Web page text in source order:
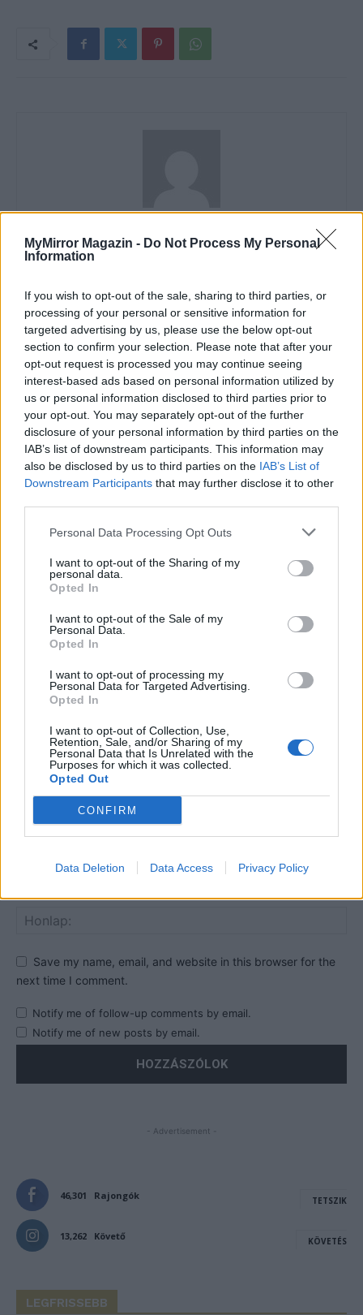
MyMirror Magazin - Do Not Process My Personal
Information
If you wish to opt-out of the sale, sharing to third parties, or
processing of your personal or sensitive information for
targeted advertising by us, please use the below opt-out
section to confirm your selection. Please note that after your
opt-out request is processed you may continue seeing
interest-based ads based on personal information utilized by
us or personal information disclosed to third parties prior to
your opt-out. You may separately opt-out of the further
disclosure of your personal information by third parties on the
IAB’s list of downstream participants. This information may
also be disclosed by us to third parties on the IAB’s List of
Downstream Participants that may further disclose it to other
Personal Data Processing Opt Outs
I want to opt-out of the Sharing of my
personal data.
Opted In
I want to opt-out of the Sale of my
Personal Data.
Opted In
I want to opt-out of processing my
Personal Data for Targeted Advertising.
Opted In
I want to opt-out of Collection, Use,
Retention, Sale, and/or Sharing of my
Personal Data that Is Unrelated with the
Purposes for which it was collected.
Opted Out
CONFIRM
Data Deletion Data Access Privacy Policy
KAPCSOLÓDÓ CIKKEK TÖBB A SZERZŐTŐL
Bivalytej és vino rosso 9.rész
Heti horoszkóp december 15-21-ig
Trollok árnyékában
HOZZÁSZÓLOK A CIKKHEZ
Save my name, email, and website in this browser for the
next time I comment.
Notify me of follow-up comments by email.
Notify me of new posts by email.
- Advertisement -
46,301 Rajongók TETSZIK
13,262 Követő KÖVETÉS
LEGFRISSEBB